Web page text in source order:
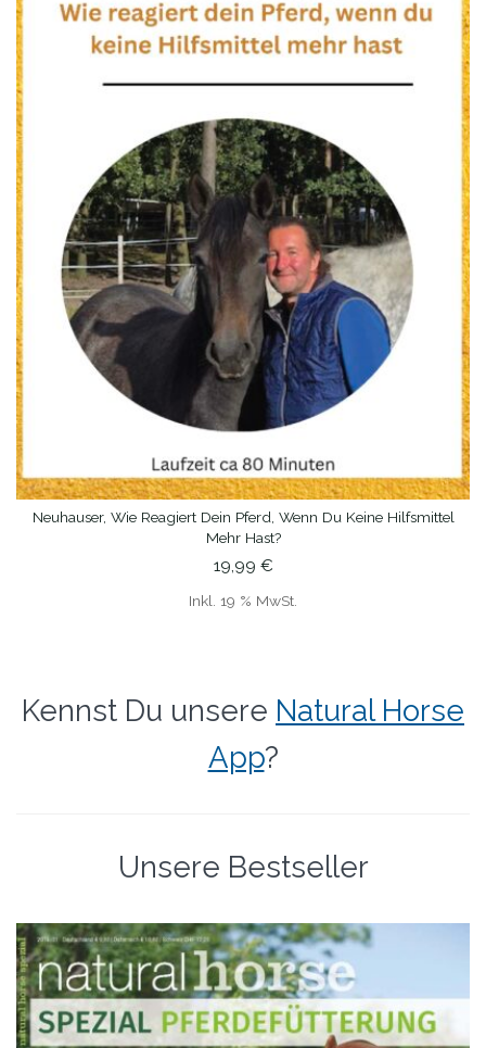
IN DEN WARENKORB
Neuhauser, Wie Reagiert Dein Pferd, Wenn Du Keine Hilfsmittel
Mehr Hast?
19,99 €
Inkl. 19 % MwSt.
Kennst Du unsere Natural Horse
App?
Unsere Bestseller